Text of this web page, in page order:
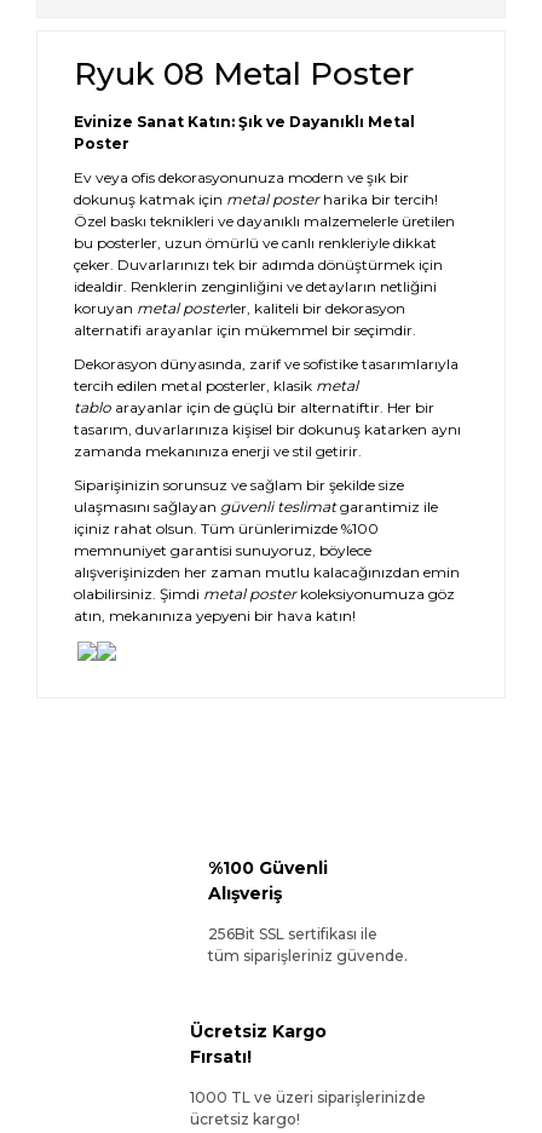
Ryuk 08 Metal Poster
Evinize Sanat Katın: Şık ve Dayanıklı Metal
Poster
Ev veya ofis dekorasyonunuza modern ve şık bir
dokunuş katmak için metal posterharika bir tercih!
Özel baskı teknikleri ve dayanıklı malzemelerle üretilen
bu posterler, uzun ömürlü ve canlı renkleriyle dikkat
çeker. Duvarlarınızı tek bir adımda dönüştürmek için
idealdir. Renklerin zenginliğini ve detayların netliğini
koruyan metal posterler, kaliteli bir dekorasyon
alternatifi arayanlar için mükemmel bir seçimdir.
Dekorasyon dünyasında, zarif ve sofistike tasarımlarıyla
tercih edilen metal posterler, klasik metal
tablo arayanlar için de güçlü bir alternatiftir. Her bir
tasarım, duvarlarınıza kişisel bir dokunuş katarken aynı
zamanda mekanınıza enerji ve stil getirir.
Siparişinizin sorunsuz ve sağlam bir şekilde size
ulaşmasını sağlayan güvenli teslimatgarantimiz ile
içiniz rahat olsun. Tüm ürünlerimizde %100
memnuniyet garantisi sunuyoruz, böylece
alışverişinizden her zaman mutlu kalacağınızdan emin
olabilirsiniz. Şimdi metal posterkoleksiyonumuza göz
atın, mekanınıza yepyeni bir hava katın!
%100 Güvenli
Alışveriş
256Bit SSL sertifikası ile
tüm siparişleriniz güvende.
Ücretsiz Kargo
Fırsatı!
1000 TL ve üzeri siparişlerinizde
ücretsiz kargo!